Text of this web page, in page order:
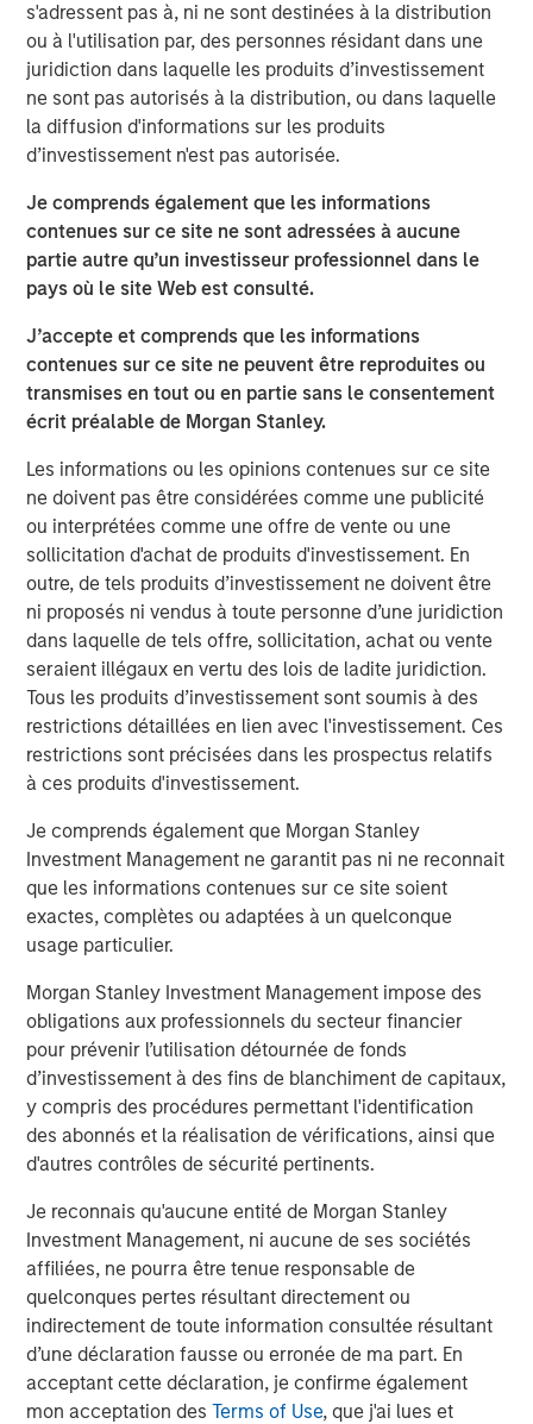
s'adressent pas à, ni ne sont destinées à la distribution
ou à l'utilisation par, des personnes résidant dans une
juridiction dans laquelle les produits d’investissement
ne sont pas autorisés à la distribution, ou dans laquelle
la diffusion d'informations sur les produits
d’investissement n'est pas autorisée.
Je comprends également que les informations
contenues sur ce site ne sont adressées à aucune
partie autre qu’un investisseur professionnel dans le
pays où le site Web est consulté.
J’accepte et comprends que les informations
contenues sur ce site ne peuvent être reproduites ou
transmises en tout ou en partie sans le consentement
écrit préalable de Morgan Stanley.
Les informations ou les opinions contenues sur ce site
ne doivent pas être considérées comme une publicité
ou interprétées comme une offre de vente ou une
sollicitation d'achat de produits d'investissement. En
outre, de tels produits d’investissement ne doivent être
ni proposés ni vendus à toute personne d’une juridiction
dans laquelle de tels offre, sollicitation, achat ou vente
seraient illégaux en vertu des lois de ladite juridiction.
Tous les produits d’investissement sont soumis à des
restrictions détaillées en lien avec l'investissement. Ces
restrictions sont précisées dans les prospectus relatifs
à ces produits d'investissement.
Je comprends également que Morgan Stanley
Investment Management ne garantit pas ni ne reconnait
que les informations contenues sur ce site soient
exactes, complètes ou adaptées à un quelconque
usage particulier.
Morgan Stanley Investment Management impose des
obligations aux professionnels du secteur financier
pour prévenir l’utilisation détournée de fonds
d’investissement à des fins de blanchiment de capitaux,
y compris des procédures permettant l'identification
des abonnés et la réalisation de vérifications, ainsi que
d'autres contrôles de sécurité pertinents.
Je reconnais qu'aucune entité de Morgan Stanley
Investment Management, ni aucune de ses sociétés
affiliées, ne pourra être tenue responsable de
quelconques pertes résultant directement ou
indirectement de toute information consultée résultant
d’une déclaration fausse ou erronée de ma part. En
acceptant cette déclaration, je confirme également
mon acceptation desTerms of Use, que j'ai lues et
Télécharger le PDF
European Private Credit Team
Morgan Stanley European Private Credit provides
financings to European middle-market companies. The
team supports companies undergoing a wide range of
transformations, including leveraged buyouts,
management buyouts, acquisitions, growth financings,
Idées liées
ARTICLE
European Private Credit: Why Now?
ARTICLE
Investing in European Private Credit
ALTS IN FOCUS
Private Credit 2026 Midyear Outlook
The Author
Mark Jochims
Managing Director
Analyses mises en avant